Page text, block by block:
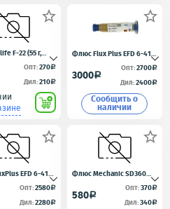

F-22 (55 г,
Опт:270a
Дил:210a

Флюс Flux Plus EFD 6-412-
3000a
Опт:2700a
Дил:2400a
Сообщить o
наличии

EFD 6-415-
Опт:2580a
Дил:2280a

Флюс Mechanic SD360
MAX (c вакуумным
дозатором)
580a
Опт:370a
Дил:340a